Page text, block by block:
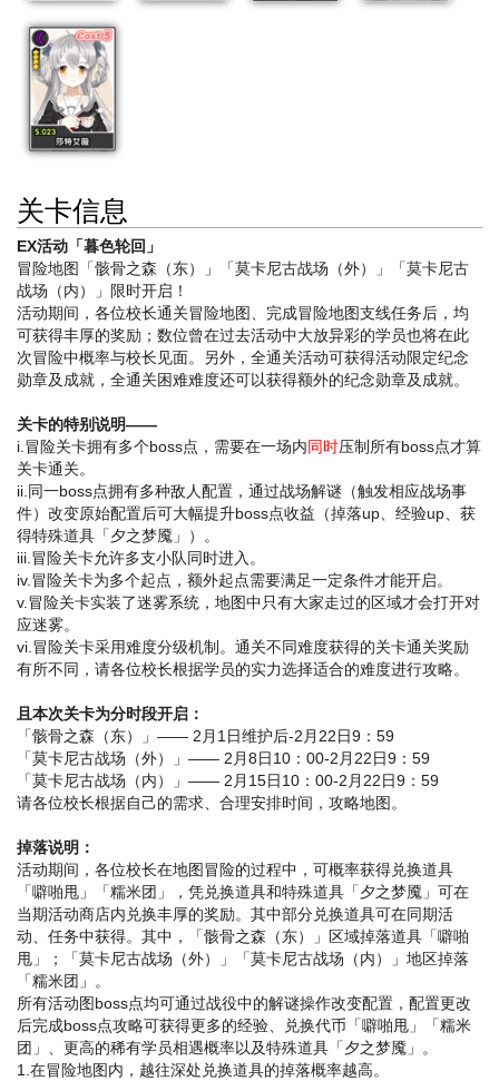
关卡信息
EX活动「暮色轮回」
冒险地图「骸骨之森（东）」「莫卡尼古战场（外）」「莫卡尼古
战场（内）」限时开启！
活动期间，各位校长通关冒险地图、完成冒险地图支线任务后，均
可获得丰厚的奖励；数位曾在过去活动中大放异彩的学员也将在此
次冒险中概率与校长见面。另外，全通关活动可获得活动限定纪念
勋章及成就，全通关困难难度还可以获得额外的纪念勋章及成就。
关卡的特别说明——
i.冒险关卡拥有多个boss点，需要在一场内同时压制所有boss点才算
关卡通关。
ii.同一boss点拥有多种敌人配置，通过战场解谜（触发相应战场事
件）改变原始配置后可大幅提升boss点收益（掉落up、经验up、获
得特殊道具「夕之梦魇」）。
iii.冒险关卡允许多支小队同时进入。
iv.冒险关卡为多个起点，额外起点需要满足一定条件才能开启。
v.冒险关卡实装了迷雾系统，地图中只有大家走过的区域才会打开对
应迷雾。
vi.冒险关卡采用难度分级机制。通关不同难度获得的关卡通关奖励
有所不同，请各位校长根据学员的实力选择适合的难度进行攻略。
且本次关卡为分时段开启：
「骸骨之森（东）」—— 2月1日维护后-2月22日9：59
「莫卡尼古战场（外）」—— 2月8日10：00-2月22日9：59
「莫卡尼古战场（内）」—— 2月15日10：00-2月22日9：59
请各位校长根据自己的需求、合理安排时间，攻略地图。
掉落说明：
活动期间，各位校长在地图冒险的过程中，可概率获得兑换道具
「噼啪甩」「糯米团」，凭兑换道具和特殊道具「夕之梦魇」可在
当期活动商店内兑换丰厚的奖励。其中部分兑换道具可在同期活
动、任务中获得。其中，「骸骨之森（东）」区域掉落道具「噼啪
甩」；「莫卡尼古战场（外）」「莫卡尼古战场（内）」地区掉落
「糯米团」。
所有活动图boss点均可通过战役中的解谜操作改变配置，配置更改
后完成boss点攻略可获得更多的经验、兑换代币「噼啪甩」「糯米
团」、更高的稀有学员相遇概率以及特殊道具「夕之梦魇」。
1.在冒险地图内，越往深处兑换道具的掉落概率越高。